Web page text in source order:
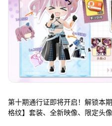
第十期通行证即将开启！解锁本
格纹】套装、全新映像、限定头